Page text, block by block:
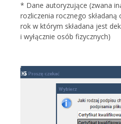
* Dane autoryzujące (zwana
rozliczenia rocznego
rok w którym składana jest
i wyłącznie osób fizycznych)